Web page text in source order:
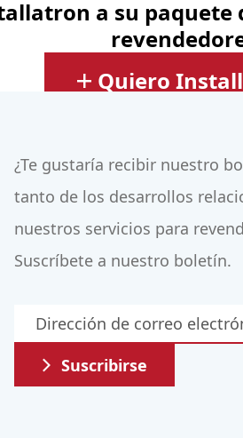
a su paquete
Quiero
¿Te gustaría recibir nuestro
tanto de los desarrollos
nuestros servicios para
Suscríbete a nuestro boletín.
Suscribirse